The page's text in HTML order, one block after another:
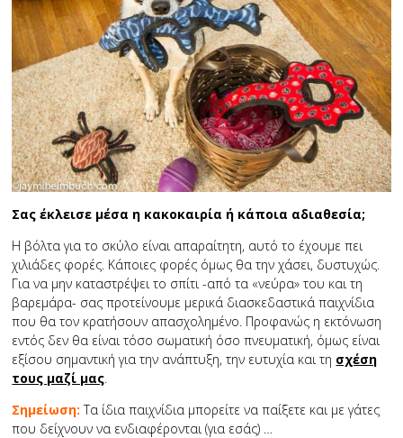
Σας έκλεισε μέσα η κακοκαιρία ή κάποια αδιαθεσία;
Η βόλτα για το σκύλο είναι απαραίτητη, αυτό το έχουμε πει
χιλιάδες φορές. Κάποιες φορές όμως θα την χάσει, δυστυχώς.
Για να μην καταστρέψει το σπίτι -από τα «νεύρα» του και τη
βαρεμάρα- σας προτείνουμε μερικά διασκεδαστικά παιχνίδια
που θα τον κρατήσουν απασχολημένο. Προφανώς η εκτόνωση
εντός δεν θα είναι τόσο σωματική όσο πνευματική, όμως είναι
εξίσου σημαντική για την ανάπτυξη, την ευτυχία και τη σχέση
τους μαζί μας
Σημείωση: Τα ίδια παιχνίδια μπορείτε να παίξετε και με γάτες
που δείχνουν να ενδιαφέρονται (για εσάς) …